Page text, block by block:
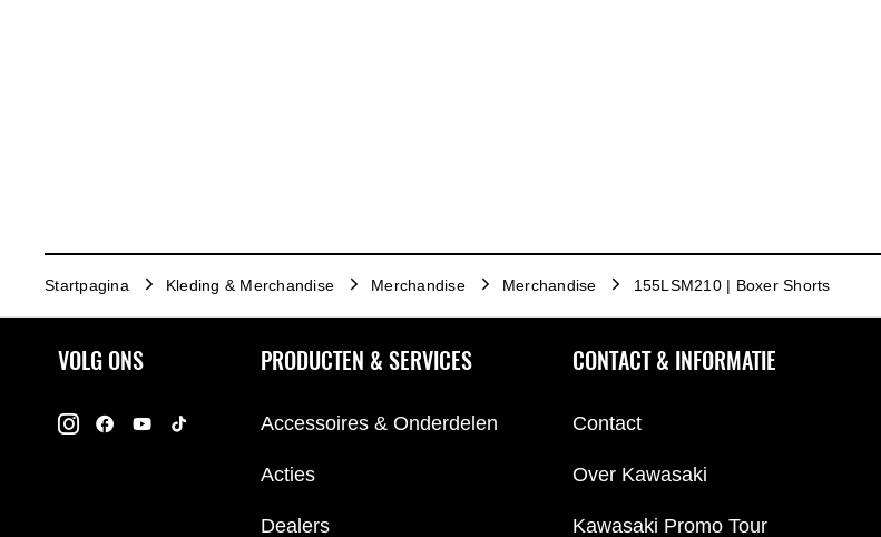
Startpagina Kleding & Merchandise Merchandise Merchandise 155LSM210 | Boxer Shorts
VOLG ONS PRODUCTEN & SERVICES
Accessoires & Onderdelen
Acties
Dealers
CONTACT & INFORMATIE
Contact
Over Kawasaki
Kawasaki Promo Tour